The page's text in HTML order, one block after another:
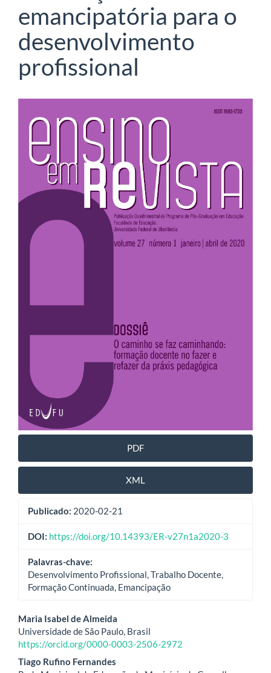
emancipatória para o
desenvolvimento
profissional
lateral
de
artigos
PDF
XML
Publicado: 2020-02-21
DOI: https://doi.org/10.14393/ER-v27n1a2020-3
Palavras-chave:
Desenvolvimento Profissional, Trabalho Docente,
Formação Continuada, Emancipação
Conteúdo
do
artigo
Maria Isabel de Almeida
Universidade de São Paulo, Brasil
https://orcid.org/0000-0003-2506-2972
Tiago Rufino Fernandes